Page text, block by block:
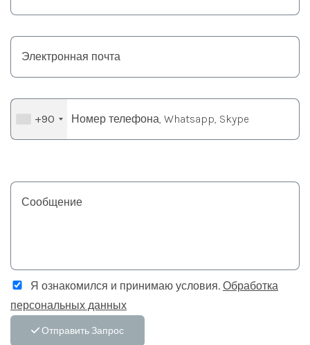
+90
Я ознакомился и принимаю условия. Обработка
персональных данных
Отправить Запрос